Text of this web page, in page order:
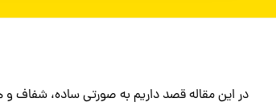
در این مقاله قصد داریم به صورتی ساده، شفاف